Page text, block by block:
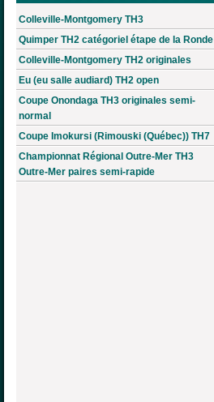
Colleville-Montgomery TH3
Quimper TH2 catégoriel étape de la Ronde
Colleville-Montgomery TH2 originales
Eu (eu salle audiard) TH2 open
Coupe Onondaga TH3 originales semi-
normal
Coupe Imokursi (Rimouski (Québec)) TH7
Championnat Régional Outre-Mer TH3
Outre-Mer paires semi-rapide